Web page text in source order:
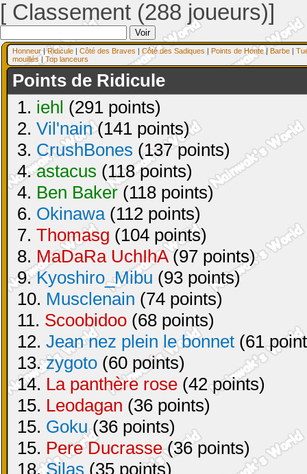
[ Classement (288 joueurs)]
Honneur|Ridicule | Côté des Braves | Côté des Sadiques | Points de Honte| Barbe |
mouillés| Top lanceurs
Points de Ridicule
1. iehl (291 points)
2. Vil'nain(141 points)
3. CrushBones (137 points)
4.astacus (118 points)
4. Ben Baker (118 points)
6. Okinawa(112 points)
7. Thomasg (104 points)
8. MaDaRa UchIhA(97 points)
9.Kyoshiro_Mibu (93 points)
10. Musclenain (74 points)
11. Scoobidoo (68 points)
12. Jean nez plein le bonnet (61
13.zygoto (60 points)
14. La panthère rose (42 points)
15. Leodagan (36 points)
15. Goku(36 points)
15. Pere Ducrasse(36 points)
18.Silas (35 points)